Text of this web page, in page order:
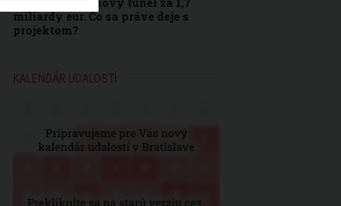
miliardy eur. Čo sa práve deje s
projektom?
KALENDÁR UDALOSTÍ